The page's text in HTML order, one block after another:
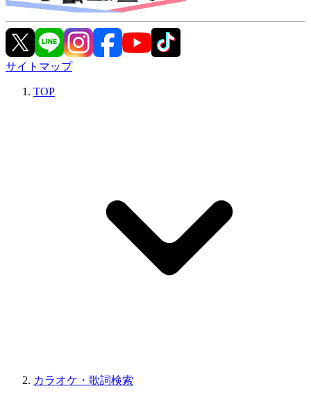
サイトマップ
TOP
カラオケ・歌詞検索